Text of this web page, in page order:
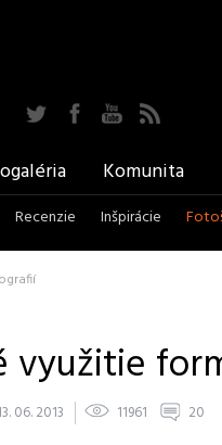
TwitterFacebookYouTube
Recenzie Inšpirácie
Komunita
využitie
06. 2013 11961 20